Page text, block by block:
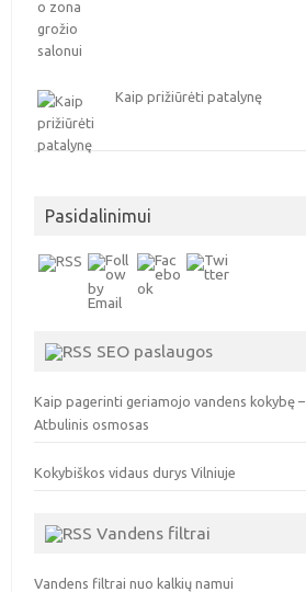
Kaip prižiūrėti patalynę
Pasidalinimui
SEO paslaugos
Kaip pagerinti geriamojo vandens kokybę –
Atbulinis osmosas
Kokybiškos vidaus durys Vilniuje
Vandens filtrai
Vandens filtrai nuo kalkių namui